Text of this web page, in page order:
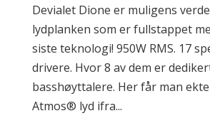
Devialet Dione er muligens
lydplanken som er fullstappet
siste teknologi! 950W RMS. 17
drivere. Hvor 8 av dem er
basshøyttalere. Her får man
Atmos® lyd ifra...